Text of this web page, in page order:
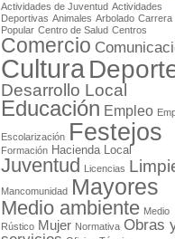
Actividades de Juventud Actividades
Deportivas Animales Arbolado Carrera
Popular Centro de Salud Centros
Comercio
Cultura
Desarrollo Local
Educación Empleo
Escolarización Festejos
Formación Hacienda Local
Juventud Licencias
Mancomunidad Mayores
Medio ambiente Medio
Rústico Mujer Normativa Obras